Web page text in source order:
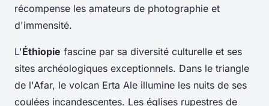
récompense les amateurs de photographie et
d'immensité.
L'Éthiopie fascine par sa diversité culturelle et ses
sites archéologiques exceptionnels. Dans le triangle
de l'Afar, le volcan Erta Ale illumine les nuits de ses
coulées incandescentes. Les églises rupestres de